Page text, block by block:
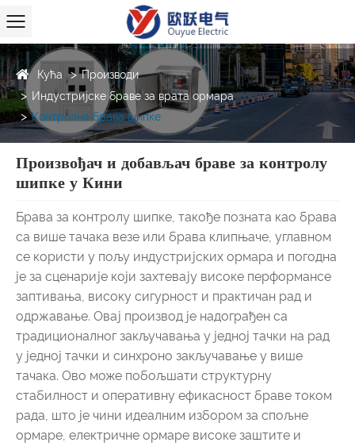
Кућа
Производи
Индустријске браве за врата ормара
Контролна брава шипке
Произвођач и добављач браве за контролу
шипке у Кини
Брава за контролу шипке, такође позната као брава
са више тачака везе или брава клипњаче, углавном
се користи у пољу индустријских ормара и погодна
је за сценарије који захтевају високе перформансе
заптивања, високу сигурност и практичан рад и
одржавање. Овај производ је надограђен са
традиционалног закључавања у једној тачки на рад
у једној тачки и синхроно закључавање у више
тачака. Ово може побољшати структурну
стабилност и оперативну ефикасност браве током
рада, што је чини идеалним избором за спољне
ормаре, електричне ормаре високе заштите и